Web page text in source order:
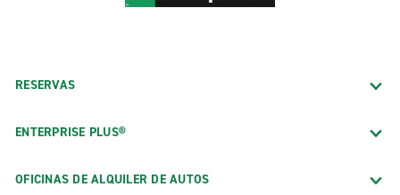
RESERVAS
ENTERPRISE PLUS®
OFICINAS DE ALQUILER DE AUTOS